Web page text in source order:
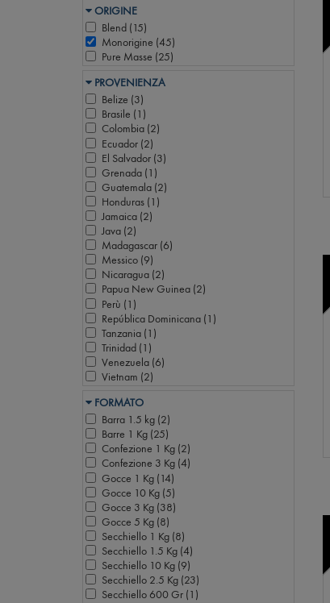
ORIGINE
Blend (15)
Monorigine (45)
Pure Masse (25)
PROVENIENZA
Belize (3)
Brasile (1 )
Colombia (2)
Ecuador (2)
El Salvador (3)
Grenada (1 )
Guatemala (2)
Honduras (1 )
Jamaica (2)
Java (2)
Madagascar (6)
Messico (9)
Nicaragua (2)
Papua New Guinea (2)
Perù (1 )
República Dominicana (1 )
Tanzania (1 )
Trinidad (1 )
Venezuela (6)
Vietnam (2)
FORMATO
Barra 1.5 kg (2)
Barre 1 Kg (25)
Confezione 1 Kg (2)
Confezione 3 Kg (4)
Gocce 1 Kg (14)
Gocce 10 Kg (5)
Gocce 3 Kg (38)
Gocce 5 Kg (8)
Secchiello 1 Kg (8)
Secchiello 1.5 Kg (4)
Secchiello 10 Kg (9)
Secchiello 2.5 Kg (23)
Secchiello 600 Gr (1 )